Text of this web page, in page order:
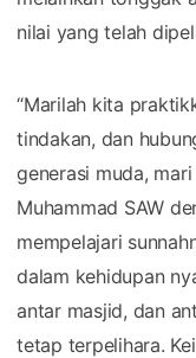
nilai yang telah
“Marilah kita
tindakan, dan
generasi muda,
Muhammad SAW
mempelajari
dalam kehidupan
antar masjid, dan
tetap terpelihara.